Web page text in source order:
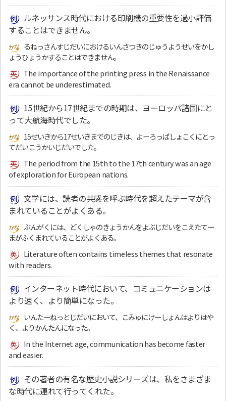
ルネッサンス時代における印刷機の重要性を過小評価
することはできません。
るねっさんすじだいにおけるいんさつきのじゅうようせいをかし
ょうひょうかすることはできません。
The importance of the printing press in the Renaissance
era cannot be underestimated.
15世紀から17世紀までの時期は、ヨーロッパ諸国にと
って大航海時代でした。
15せいきから17せいきまでのじきは、よーろっぱしょこくにとっ
てだいこうかいじだいでした。
The period from the 15th to the 17th century was an age
of exploration for European nations.
文学には、読者の共感を呼ぶ時代を超えたテーマが含
まれていることがよくある。
ぶんがくには、どくしゃのきょうかんをよぶじだいをこえたてー
まがふくまれていることがよくある。
Literature often contains timeless themes that resonate
with readers.
インターネット時代において、コミュニケーションは
より速く、より簡単になった。
いんたーねっとじだいにおいて、こみゅにけーしょんはよりはや
く、よりかんたんになった。
In the Internet age, communication has become faster
and easier.
その著者の有名な歴史小説シリーズは、私をさまざま
な時代に連れて行ってくれた。